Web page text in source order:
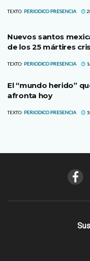
TEXTO: PERIODICO PRESENCIA
Nuevos santos
de los 25 mártires
TEXTO: PERIODICO PRESENCIA
El “mundo herido”
afronta hoy
TEXTO: PERIODICO PRESENCIA